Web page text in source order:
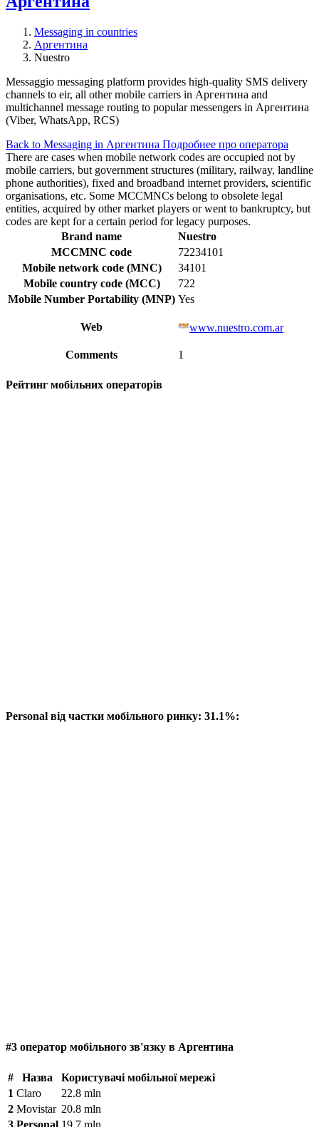
Messaging in countries
Аргентина
Nuestro
Messaggio messaging platform provides high-quality SMS delivery
channels to eir, all other mobile carriers in Аргентина and
multichannel message routing to popular messengers in Аргентина
(Viber, WhatsApp, RCS)
Back to Messaging in Аргентина Подробнее про оператора
There are cases when mobile network codes are occupied not by
mobile carriers, but government structures (military, railway, landline
phone authorities), fixed and broadband internet providers, scientific
organisations, etc. Some MCCMNCs belong to obsolete legal
entities, acquired by other market players or went to bankruptcy, but
codes are kept for a certain period for legacy purposes.
Brand name
Nuestro
MCCMNC code
72234101
Mobile network code (MNC)
34101
Mobile country code (MCC)
722
Mobile Number Portability (MNP) Yes
Web www.nuestro.com.ar
Comments 1
Рейтинг мобільних операторів
Personal від частки мобільного ринку: 31.1%:
#3 оператор мобільного зв'язку в Аргентина
# Назва
Користувачі мобільної мережі
1 Claro
22.8 mln
2 Movistar 20.8 mln
3 Personal 19.7 mln